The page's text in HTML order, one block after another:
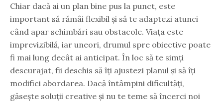
Chiar dacă ai un plan bine pus la punct, este
important să rămâi flexibil și să te adaptezi atunci
când apar schimbări sau obstacole. Viața este
imprevizibilă, iar uneori, drumul spre obiective poate
fi mai lung decât ai anticipat. În loc să te simți
descurajat, fii deschis să îți ajustezi planul și să îți
modifici abordarea. Dacă întâmpini dificultăți,
găsește soluții creative și nu te teme să încerci noi